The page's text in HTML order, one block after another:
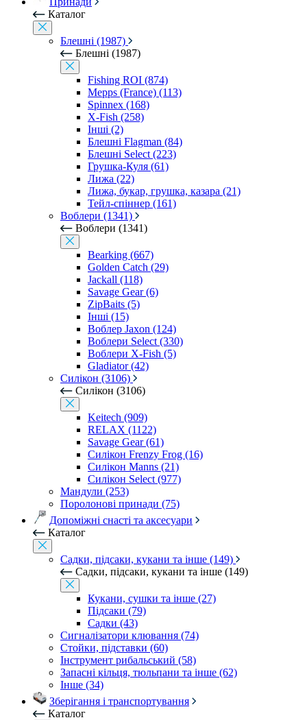
Каталог
Блешні (1987)
Блешні (1987)
Fishing ROI (874)
Mepps (France) (113)
Spinnex (168)
X-Fish (258)
Інші (2)
Блешні Flagman (84)
Блешні Select (223)
Грушка-Куля (61)
Лижа (22)
Лижа, букар, грушка, казара (21)
Тейл-спіннер (161)
Воблери (1341)
Воблери (1341)
Bearking (667)
Golden Catch (29)
Jackall (118)
Savage Gear (6)
ZipBaits (5)
Інші (15)
Воблер Jaxon (124)
Воблери Select (330)
Воблери X-Fish (5)
Gladiator (42)
Силікон (3106)
Силікон (3106)
Keitech (909)
RELAX (1122)
Savage Gear (61)
Силікон Frenzy Frog (16)
Силікон Manns (21)
Силікон Select (977)
Мандули (253)
Поролонові принади (75)
Допоміжні снасті та аксесуари
Каталог
Садки, підсаки, кукани та інше (149)
Садки, підсаки, кукани та інше (149)
Кукани, сушки та інше (27)
Підсаки (79)
Садки (43)
Сигналізатори клювання (74)
Стойки, підставки (60)
Інструмент рибальський (58)
Запасні кільця, тюльпани та інше (62)
Інше (34)
Зберігання і транспортування
Каталог